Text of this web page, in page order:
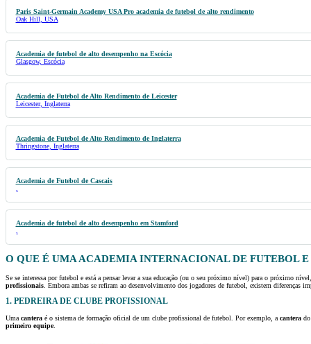
Paris Saint-Germain Academy USA Pro academia de futebol de alto rendimento
Oak Hill, USA
Academia de futebol de alto desempenho na Escócia
Glasgow, Escócia
Academia de Futebol de Alto Rendimento de Leicester
Leicester, Inglaterra
Academia de Futebol de Alto Rendimento de Inglaterra
Thringstone, Inglaterra
Academia de Futebol de Cascais
,
Academia de futebol de alto desempenho em Stamford
,
O QUE É UMA ACADEMIA INTERNACIONAL DE FUTEBOLE
Se se interessa por futebol e está a pensar levar a sua educação (ou o seu próximo nível) para o próximo
profissionais . Embora ambas se refiram ao desenvolvimento dos jogadores de futebol, existem diferenças
1. PEDREIRA DE CLUBE PROFISSIONAL
Uma cantera é o sistema de formação oficial de um clube profissional de futebol. Por exemplo, a cantera
primeiro equipe.